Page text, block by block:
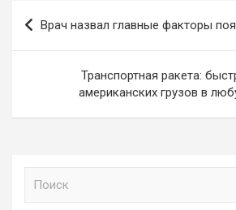
Навигация
по
записям
Врач назвал главные факторы
Транспортная ракета:
американских грузов в